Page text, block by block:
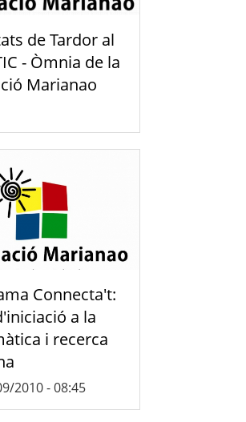
de Tardor al
- Òmnia de la
Marianao
Connecta't:
a la
i recerca
2010 - 08:45